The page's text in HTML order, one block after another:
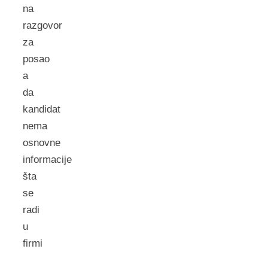
na
razgovor
za
posao
a
da
kandidat
nema
osnovne
informacije
šta
se
radi
u
firmi